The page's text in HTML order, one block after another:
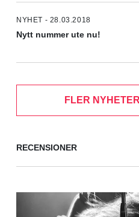
NYHET - 28.03.2018
Nytt nummer ute nu!
FLER
RECENSIONER